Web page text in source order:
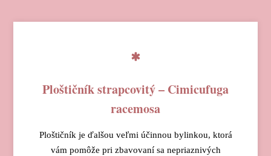
Ploštičník strapcovitý – Cimicufuga
racemosa
Ploštičník je ďalšou veľmi účinnou bylinkou, ktorá
vám pomôže pri zbavovaní sa nepriaznivých